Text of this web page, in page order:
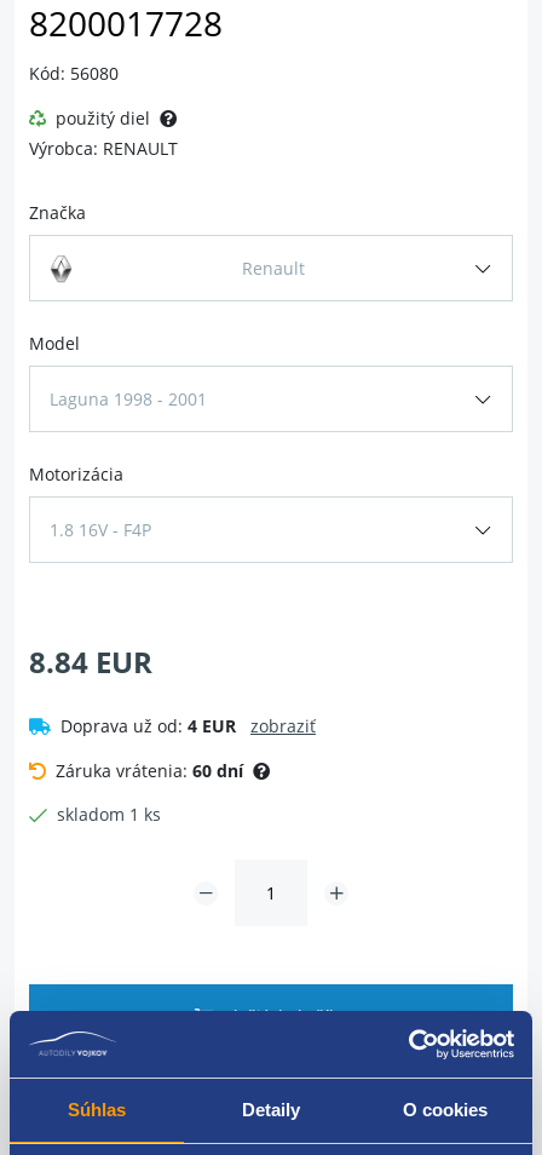
Súhlas Detaily O cookies
8200017728
Kód: 56080
použitý diel
Výrobca: RENAULT
Značka
Renault
Model
Laguna 1998 - 2001
Motorizácia
1.8 16V - F4P
8.84 EUR
Doprava už od: 4 EUR
zobraziť
Záruka vrátenia: 60 dní
skladom 1 ks
Vložiť do košíka
Dotaz na tovar